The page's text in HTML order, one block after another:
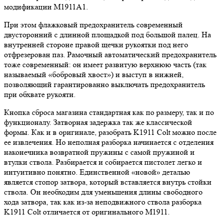
модификации М1911А1.
При этом флажковый предохранитель современный
двусторонний с длинной площадкой под большой палец. На
внутренней стороне правой щечки рукоятки под него
отфрезерован паз. Рамочный автоматический предохранитель
тоже современный: он имеет развитую верхнюю часть (так
называемый «бобровый хвост») и выступ в нижней,
позволяющий гарантированно выключать предохранитель
при обхвате рукояти.
Кнопка сброса магазина стандартная как по размеру, так и по
функционалу. Затворная задержка так же классической
формы. Как и в оригинале, разобрать K1911 Colt можно после
ее извлечения. Но неполная разборка начинается с отделения
наконечника возвратной пружины с самой пружиной и
втулки ствола. Разбирается и собирается пистолет легко и
интуитивно понятно. Единственной «новой» деталью
является стопор затвора, который вставляется внутрь стойки
ствола. Он необходим для уменьшения длины свободного
хода затвора, так как из-за неподвижного ствола разборка
K1911 Colt отличается от оригинального М1911.